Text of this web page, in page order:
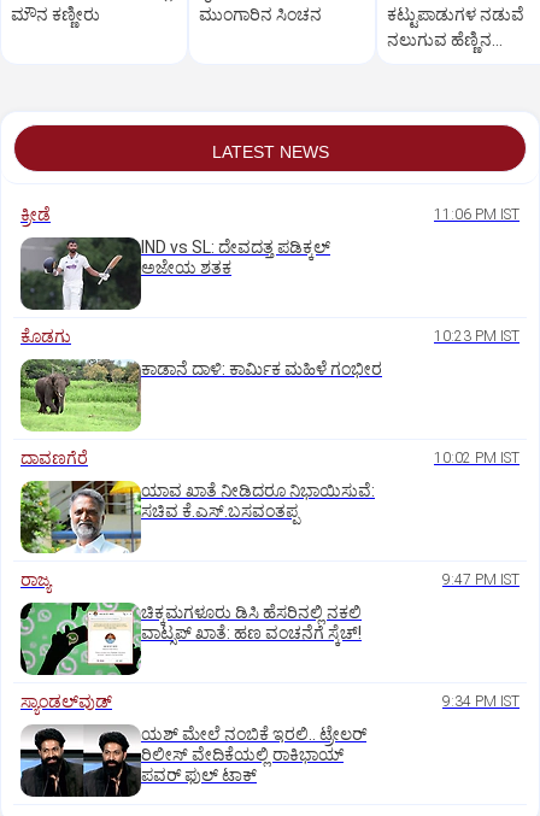
ಮೌನ ಕಣ್ಣೀರು
ಮುಂಗಾರಿನ ಸಿಂಚನ
ಕಟ್ಟುಪಾಡುಗಳ ನಡುವೆ
ನಲುಗುವ ಹೆಣ್ಣಿನ
LATEST NEWS
ಕ್ರೀಡೆ 11:06 PM IST
IND vs SL: ದೇವದತ್ತ ಪಡಿಕ್ಕಲ್‌
ಅಜೇಯ ಶತಕ
ಕೊಡಗು 10:23 PM IST
ಕಾಡಾನೆ ದಾಳಿ: ಕಾರ್ಮಿಕ ಮಹಿಳೆ ಗಂಭೀರ
ದಾವಣಗೆರೆ 10:02 PM IST
ಯಾವ ಖಾತೆ ನೀಡಿದರೂ ನಿಭಾಯಿಸುವೆ:
ಸಚಿವ ಕೆ.ಎಸ್.ಬಸವಂತಪ್ಪ
ರಾಜ್ಯ 9:47 PM IST
ಚಿಕ್ಕಮಗಳೂರು ಡಿಸಿ ಹೆಸರಿನಲ್ಲಿ ನಕಲಿ
ವಾಟ್ಸಪ್ ಖಾತೆ: ಹಣ ವಂಚನೆಗೆ ಸ್ಕೆಚ್!
ಸ್ಯಾಂಡಲ್‌ವುಡ್‌ 9:34 PM IST
ಯಶ್‌ ಮೇಲೆ ನಂಬಿಕೆ ಇರಲಿ.. ಟ್ರೇಲರ್‌
ರಿಲೀಸ್‌ ವೇದಿಕೆಯಲ್ಲಿ ರಾಕಿಭಾಯ್‌
ಪವರ್‌ ಫುಲ್‌ ಟಾಕ್